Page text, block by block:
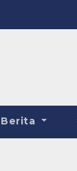
Berita